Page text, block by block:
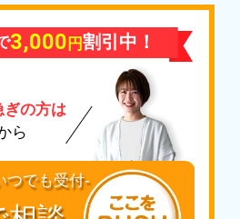
原町/柴田郡川崎町
/仙台市/
仙台市若林区
仙台市青葉区
里町/遠田郡涌谷町/富
山町 / 川内村 / 川俣町 /
桑折町/
和村 / 白河市 / 新地町 /
3,000円割引中！
ぎの方は
ら
つでも受付-